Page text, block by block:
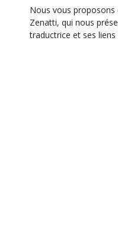
Nous vous proposons
Zenatti, qui nous
traductrice et ses liens